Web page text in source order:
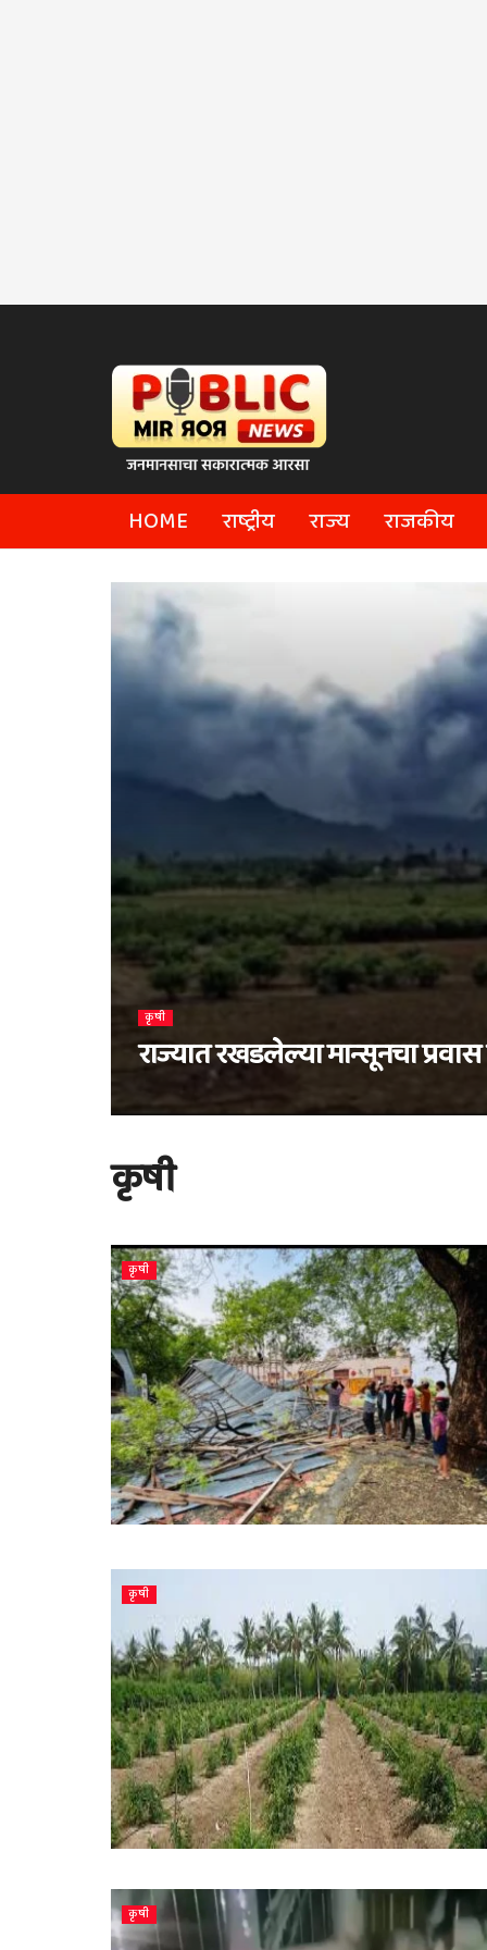
HOME राष्ट्रीय राज्य राजकीय
कृषी
राज्यात रखडलेल्या मान्सूनचा
कृषी
कृषी
कृषी
कृषी